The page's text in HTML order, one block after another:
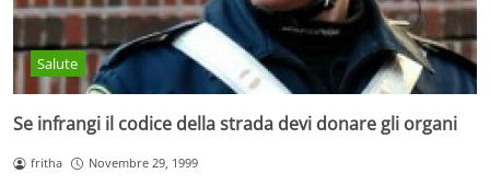
Salute
Se infrangi il codice della strada devi donare gli organi
fritha Novembre 29, 1999